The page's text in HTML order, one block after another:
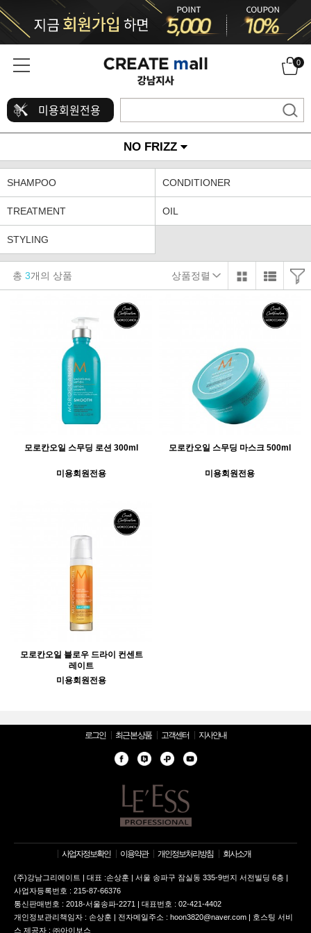
0
미용회원전용
NO FRIZZ
SHAMPOO CONDITIONER
TREATMENT OIL
STYLING
총 3개의 상품 상품정렬
모로칸오일 스무딩 로션 300ml
미용회원전용
모로칸오일 스무딩 마스크 500ml
미용회원전용
모로칸오일 블로우 드라이 컨센트
레이트
미용회원전용
로그인 최근 본 상품 고객센터 지사안내
사업자정보확인 이용약관 개인정보처리방침 회사소개
(주)강남그리에이트 | 대표 :손상훈 | 서울 송파구 잠실동 335-9번지 서전빌딩 6층 |
사업자등록번호 : 215-87-66376
통신판매번호 : 2018-서울송파-2271 | 대표번호 : 02-421-4402
개인정보관리책임자 : 손상훈 | 전자메일주소 : hoon3820@naver.com | 호스팅 서비
스 제공자 : ㈜아이보스